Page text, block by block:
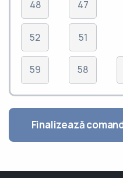
48
52
59
47
51
58